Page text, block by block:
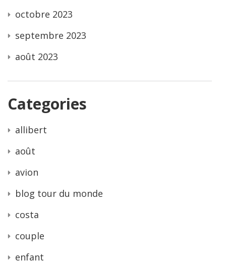
octobre 2023
septembre 2023
août 2023
Categories
allibert
août
avion
blog tour du monde
costa
couple
enfant